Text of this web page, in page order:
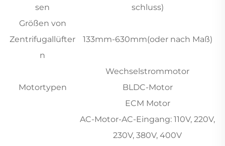
sen
schluss)
Größen von
Zentrifugallüfter
n
133mm-630mm(oder nach Maß)
Motortypen
Wechselstrommotor
BLDC-Motor
ECM Motor
AC-Motor-AC-Eingang: 110V, 220V,
230V, 380V, 400V